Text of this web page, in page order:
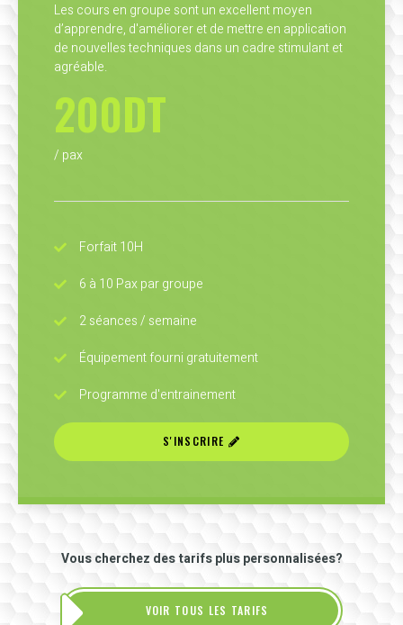
Les cours en groupe sont un excellent moyen
d’apprendre, d'améliorer et de mettre en application
de nouvelles techniques dans un cadre stimulant et
agréable.
200DT
/ pax
Forfait 10H
6 à 10 Pax par groupe
2 séances / semaine
Équipement fourni gratuitement
Programme d'entrainement
S'INSCRIRE
Vous cherchez des tarifs plus personnalisées?
VOIR TOUS LES TARIFS